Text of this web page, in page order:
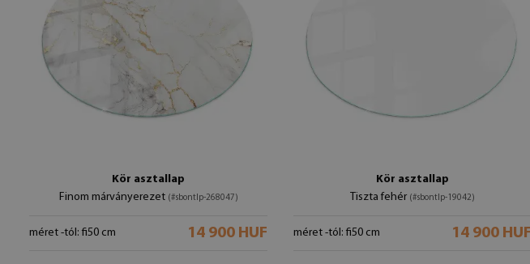
Kör asztallap
Finom márványerezet (#sbontlp-268047)
méret -tól: fi50 cm 14 900 HUF
Kör asztallap
Tiszta fehér (#sbontlp-19042)
méret -tól: fi50 cm 14 900 HUF